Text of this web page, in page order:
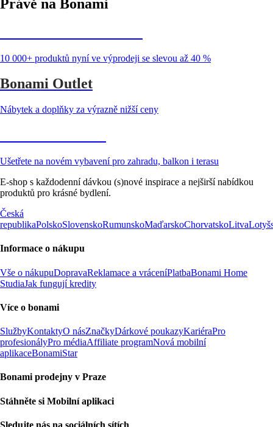
Právě na Bonami
10 000+ produktů nyní ve výprodeji se slevou až 40 %
Bonami Outlet
Nábytek a doplňky za výrazně nižší ceny
Ušetřete na novém vybavení pro zahradu, balkon i terasu
E-shop s každodenní dávkou (s)nové inspirace a nejširší nabídkou
produktů pro krásné bydlení.
Česká
republikaPolskoSlovenskoRumunskoMaďarskoChorvatskoLitva
Informace o nákupu
Vše o nákupuDopravaReklamace a vráceníPlatbaBonami Home
StudiaJak fungují kredity
Více o bonami
SlužbyKontaktyO násZnačkyDárkové poukazyKariéraPro
profesionályPro médiaAffiliate programNová mobilní
aplikaceBonamiStar
Bonami prodejny v Praze
Stáhněte si Mobilní aplikaci
Sledujte nás na sociálních sítích